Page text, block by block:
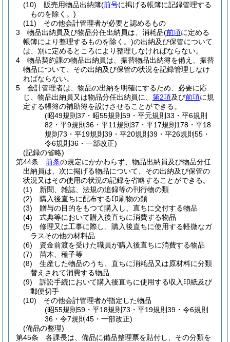
(10)
販売用物品出納簿(前号に掲げる帳簿に記録管理する
ものを除く。)
(11)
その他会計管理者が必要と認めるもの
3
物品出納員及び物品分任出納員は、消耗品(前項に定める
帳簿により整理するものを除く。)の出納及び保管について
は、別に定めるところにより整理しなければならない。
4
物品契約課の物品出納員は、振替物品出納簿を備え、振替
物品について、その出納及び保管の状況を記録管理しなけ
ればならない。
5
会計管理者は、物品の出納を明確にするため、必要に応
じ、物品出納員又は物品分任出納員に、 第2項及び前項に規
定する帳簿の補助簿を設けさせることができる。
(昭49規則37・昭55規則59・平元規則33・平6規則
82・平9規則36・平11規則37・平17規則178・平18
規則73・平19規則39・平20規則39・平26規則55・
令6規則36・一部改正)
(記録の省略)
第44条
前条の規定にかかわらず、物品出納員及び物品分任
出納員は、次に掲げる物品について、その出納及び保管の
状況又はその使用の状況の記録を省略することができる。
(1)
新聞、雑誌、法規の追録等の刊行物の類
(2)
購入後直ちに配布する印刷物の類
(3)
贈与の目的をもつて購入し、直ちに交付する物品
(4)
式典等において購入後直ちに消費する物品
(5)
修理又は工事に際し、購入後直ちに使用する軽微なガ
ラスその他の材料品
(6)
資金前渡を受けた職員が購入後直ちに消費する物品
(7)
苗木、種子等
(8)
生産した物品のうち、直ちに消耗品又は原材料に分類
替えされて消費する物品
(9)
訴訟手続において購入後直ちに使用する収入印紙及び
郵便切手
(10)
その他会計管理者が指定した物品
(昭55規則59・平18規則73・平19規則39・令6規則
36・令7規則45・一部改正)
(備品の整理)
第45条
各課長は、備品に備品整理票を貼付し、その分類を